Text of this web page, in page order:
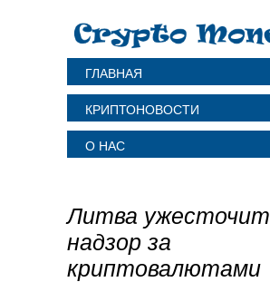
ГЛАВНАЯ
КРИПТОНОВОСТИ
О НАС
Литва ужесточит
надзор за
криптовалютами